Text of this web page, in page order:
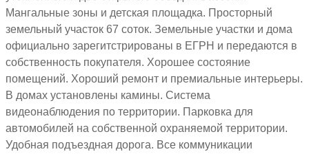
Мангальные зоны и детская площадка. Просторный
земельный участок 67 соток. Земельные участки и дома
официально зарегитстрированы в ЕГРН и передаются в
собственность покупателя. Хорошее состояние
помещений. Хороший ремонт и премиальные интерьеры.
В домах установлены камины. Система
видеонаблюдения по территории. Парковка для
автомобилей на собственной охраняемой территории.
Удобная подъездная дорога. Все коммуникации